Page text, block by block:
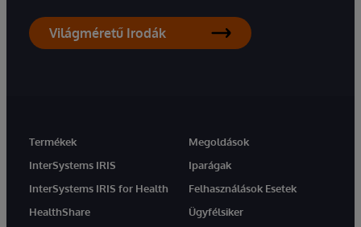
Világméretű Irodák
Termékek
InterSystems IRIS
InterSystems IRIS for Health
HealthShare
Megoldások
Iparágak
Felhasználások Esetek
Ügyfélsiker